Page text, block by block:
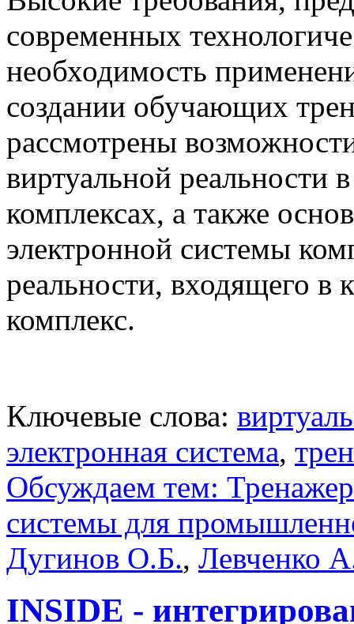
современных
необходимость
создании обучающих
рассмотрены
виртуальной
комплексах, а также
электронной системы
реальности, входящего
комплекс.
Ключевые слова:
электронная система,
Обсуждаем тем:
системы для
Дугинов О.Б., Левченко
INSIDE -